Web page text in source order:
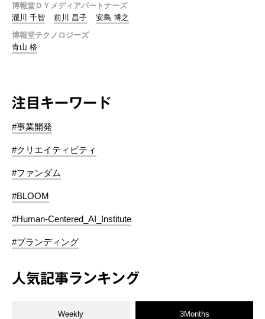
博報堂ＤＹメディアパートナーズ
瀧川 千智
前川 昌子
安島 博之
博報堂テクノロジーズ
青山 格
注目キーワード
#事業開発
#クリエイティビティ
#ファンダム
#BLOOM
#Human-Centered_AI_Institute
#ブランディング
人気記事ランキング
Weekly 3Months